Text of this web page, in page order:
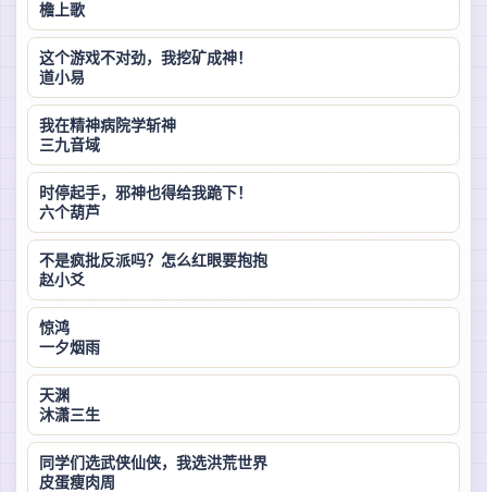
檐上歌
这个游戏不对劲，我挖矿成神！
道小易
我在精神病院学斩神
三九音域
时停起手，邪神也得给我跪下！
六个葫芦
不是疯批反派吗？怎么红眼要抱抱
赵小爻
惊鸿
一夕烟雨
天渊
沐潇三生
同学们选武侠仙侠，我选洪荒世界
皮蛋瘦肉周